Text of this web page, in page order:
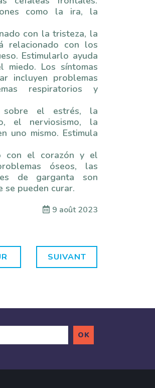
como la ira, la
con la tristeza, la
relacionado con los
Estimularlo ayuda
Los síntomas
incluyen problemas
respiratorios y
sobre el estrés, la
el nerviosismo, la
uno mismo. Estimula
con el corazón y el
óseos, las
de garganta son
se pueden curar.
9 août 2023
SUIVANT